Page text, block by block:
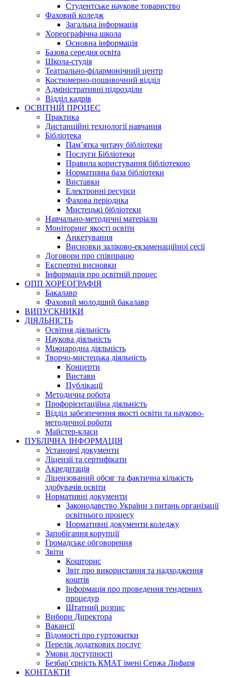
Студентське наукове товариство
Фаховий коледж
Загальна інформація
Хореографічна школа
Основна інформація
Базова середня освіта
Школа-студія
Театрально-філармонічний центр
Костюмерно-пошивочний відділ
Адміністративні підрозділи
Відділ кадрів
ОСВІТНІЙ ПРОЦЕС
Практика
Дистанційні технології навчання
Бібліотека
Пам’ятка читачу бібліотеки
Послуги Бібліотеки
Правила користування бібліотекою
Нормативна база бібліотеки
Виставки
Електронні ресурси
Фахова періодика
Мистецькі бібліотеки
Навчально-методичні матеріали
Моніторинг якості освіти
Анкетування
Висновки заліково-екзаменаційної сесії
Договори про співпрацю
Експертні висновки
Інформація про освітній процес
ОПП ХОРЕОГРАФІЯ
Бакалавр
Фаховий молодший бакалавр
ВИПУСКНИКИ
ДІЯЛЬНІСТЬ
Освітня діяльність
Наукова діяльність
Міжнародна діяльність
Творчо-мистецька діяльність
Концерти
Вистави
Публікації
Методична робота
Профорієнтаційна діяльність
Відділ забезпечення якості освіти та науково-
методичної роботи
Майстер-класи
ПУБЛІЧНА ІНФОРМАЦІЯ
Установчі документи
Ліцензії та сертифікати
Акредитація
Ліцензований обсяг та фактична кількість
здобувачів освіти
Нормативні документи
Законодавство України з питань організації
освітнього процесу
Нормативні документи коледжу
Запобігання корупції
Громадське обговорення
Звіти
Кошторис
Звіт про використання та надходження
коштів
Інформація про проведення тендерних
процедур
Штатний розпис
Вибори Директора
Вакансії
Відомості про гуртожитки
Перелік додаткових послуг
Умови доступності
Безбар’єрність КМАТ імені Сержа Лифаря
КОНТАКТИ